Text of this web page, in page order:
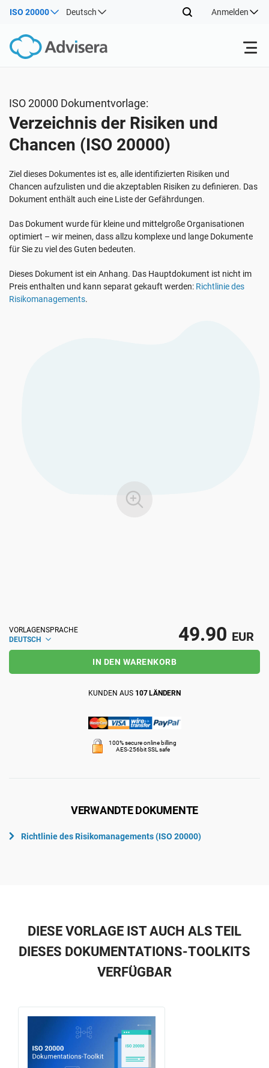
ISO 20000 Deutsch Anmelden
ISO 27001
DORA
ISO 42001
EU DSGVO
IATF 16949
AS9100
Kostenlose Ressourcen
Wo fängt man an
Sonstiges
Berater
IT und SaaS Unternehmen
Kritische Infrastruktur
Luft- und Raumfahrt
Automobilindustrie
Über uns
Kontakt
ISO 20000 Dokumentvorlage:
Verzeichnis der Risiken und
Chancen (ISO 20000)
Ziel dieses Dokumentes ist es, alle identifizierten Risiken und
Chancen aufzulisten und die akzeptablen Risiken zu definieren. Das
Dokument enthält auch eine Liste der Gefährdungen.
Das Dokument wurde für kleine und mittelgroße Organisationen
optimiert – wir meinen, dass allzu komplexe und lange Dokumente
für Sie zu viel des Guten bedeuten.
Dieses Dokument ist ein Anhang. Das Hauptdokument ist nicht im
Preis enthalten und kann separat gekauft werden: Richtlinie des
Risikomanagements.
VORLAGENSPRACHE
DEUTSCH
49.90 EUR
IN DEN WARENKORB
KUNDEN AUS 107 LÄNDERN
100% secure online billing
AES-256bit SSL safe
VERWANDTE DOKUMENTE
Richtlinie des Risikomanagements (ISO 20000)
DIESE VORLAGE IST AUCH ALS TEIL
DIESES DOKUMENTATIONS-TOOLKITS
VERFÜGBAR